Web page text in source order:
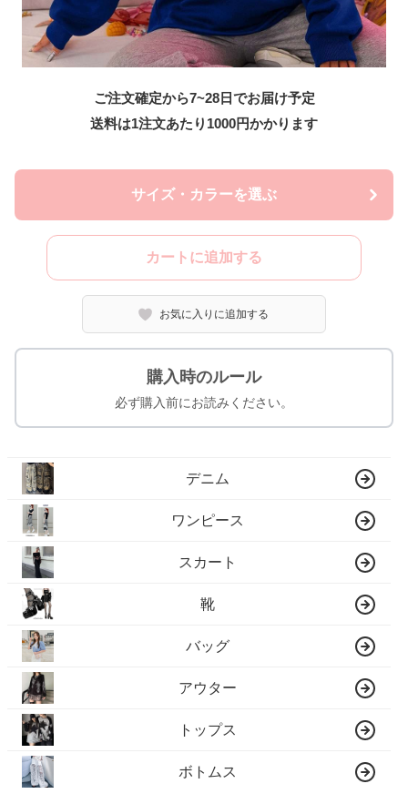
ご注文確定から7~28日でお届け予定
送料は1注文あたり 1000円かかります
サイズ・カラーを選ぶ
カートに追加する
お気に入りに追加する
購入時のルール
必ず購入前にお読みください。
デニム
ワンピース
スカート
靴
バッグ
アウター
トップス
ボトムス